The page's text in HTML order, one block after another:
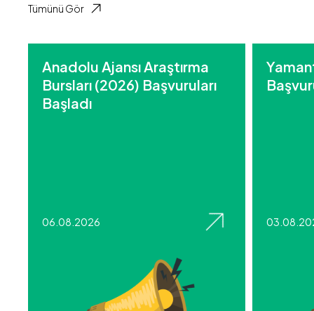
Tümünü Gör
Anadolu Ajansı Araştırma
Bursları (2026) Başvuruları
Başladı
06.08.2026